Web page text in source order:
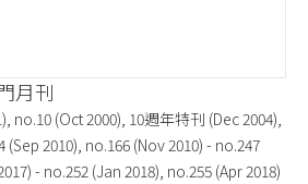
月刊
no.10 (Oct 2000), 10週年特刊 (Dec 2004),
(Sep 2010), no.166 (Nov 2010) - no.247
- no.252 (Jan 2018), no.255 (Apr 2018)